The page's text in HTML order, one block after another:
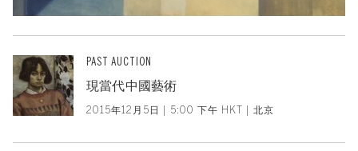
PAST AUCTION
現當代中國藝術
2015年12月5日 | 5:00 下午 HKT | 北京